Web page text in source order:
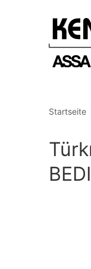
Startseite